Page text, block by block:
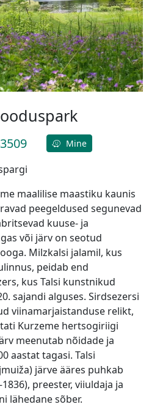
Mine
maalilise maastiku kaunis
peegeldused segunevad
kuuse- ja
või järv on seotud
Milzkalsi jalamil, kus
peidab end
kus Talsi kunstnikud
sajandi alguses. Sirdsezersi
viinamarjaistanduse relikt,
Kurzeme hertsogiriigi
meenutab nõidade ja
aastat tagasi. Talsi
järve ääres puhkab
preester, viiuldaja ja
lähedane sõber.